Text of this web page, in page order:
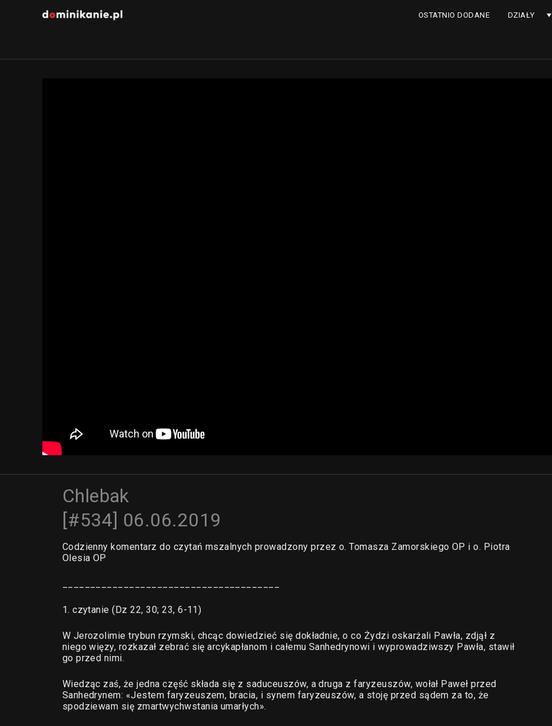
OSTATNIO DODANE DZIAŁY
Chlebak
[#534] 06.06.2019
Codzienny komentarz do czytań mszalnych prowadzony przez o. Tomasza Zamorskiego OP i o. Piotra
Olesia OP
1. czytanie (Dz 22, 30; 23, 6-11)
W Jerozolimie trybun rzymski, chcąc dowiedzieć się dokładnie, o co Żydzi oskarżali Pawła, zdjął z
niego więzy, rozkazał zebrać się arcykapłanom i całemu Sanhedrynowi i wyprowadziwszy Pawła, stawił
go przed nimi.
Wiedząc zaś, że jedna część składa się z saduceuszów, a druga z faryzeuszów, wołał Paweł przed
Sanhedrynem: «Jestem faryzeuszem, bracia, i synem faryzeuszów, a stoję przed sądem za to, że
spodziewam się zmartwychwstania umarłych».